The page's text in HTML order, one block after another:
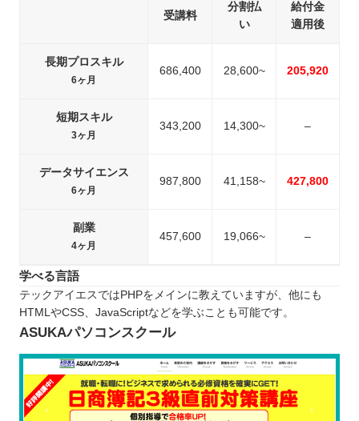
受講料
分割払
い
給付金
適用後
長期プロスキル
6ヶ月
686,400 28,600~ 205,920
短期スキル
3ヶ月
343,200 14,300~ –
データサイエンス
6ヶ月
987,800 41,158~ 427,800
副業
4ヶ月
457,600 19,066~ –
学べる言語
テックアイエスではPHPをメインに教えていますが、他にも
HTMLやCSS、JavaScriptなどを学ぶことも可能です。
ASUKAパソコンスクール